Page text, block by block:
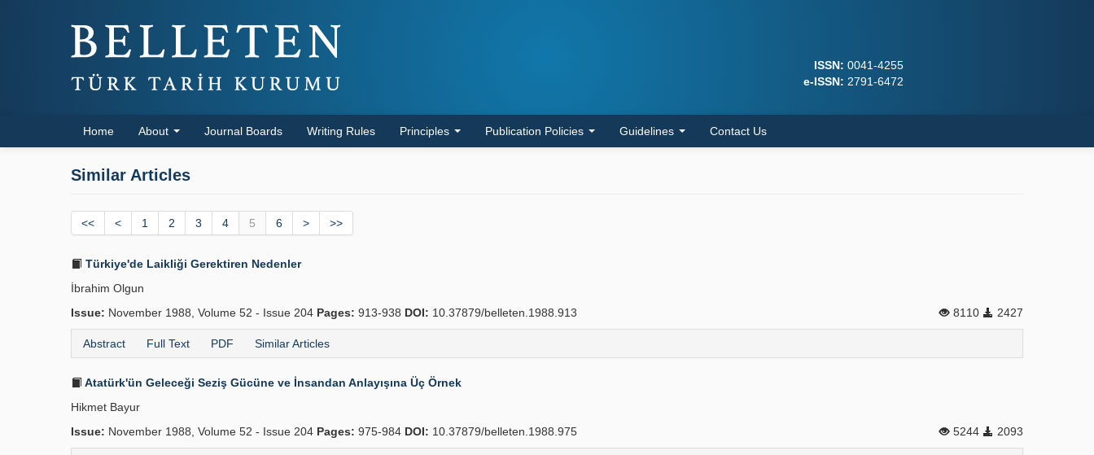
ISSN: 0041-4255
e-ISSN: 2791-6472
Home About Journal Boards Writing Rules Principles Publication Policies Guidelines Contact Us
Similar Articles
<< < 1 2 3 4 5 6 > >>
Türkiye'de Laikliği Gerektiren Nedenler
İbrahim Olgun
Issue: November 1988, Volume 52 - Issue 204 Pages: 913-938 DOI: 10.37879/belleten.1988.913 8110 2427
Abstract Full Text PDF Similar Articles
Atatürk'ün Geleceği Seziş Gücüne ve İnsandan Anlayışına Üç Örnek
Hikmet Bayur
Issue: November 1988, Volume 52 - Issue 204 Pages: 975-984 DOI: 10.37879/belleten.1988.975 5244 2093